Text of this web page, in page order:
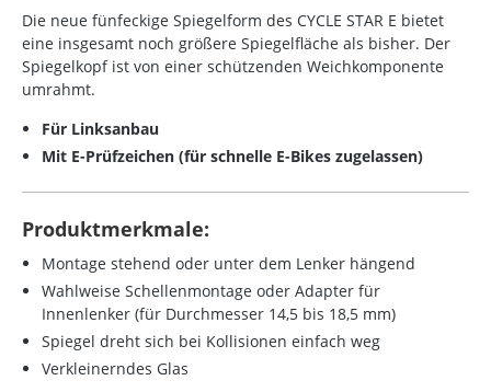
Die neue fünfeckige Spiegelform des CYCLE STAR E bietet
eine insgesamt noch größere Spiegelfläche als bisher. Der
Spiegelkopf ist von einer schützenden Weichkomponente
umrahmt.
Für Linksanbau
Mit E-Prüfzeichen (für schnelle E-Bikes zugelassen)
Produktmerkmale:
Montage stehend oder unter dem Lenker hängend
Wahlweise Schellenmontage oder Adapter für
Innenlenker (für Durchmesser 14,5 bis 18,5 mm)
Spiegel dreht sich bei Kollisionen einfach weg
Verkleinerndes Glas